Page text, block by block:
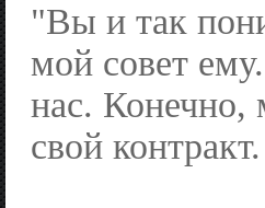
"Вы и так
мой совет
нас.
свой